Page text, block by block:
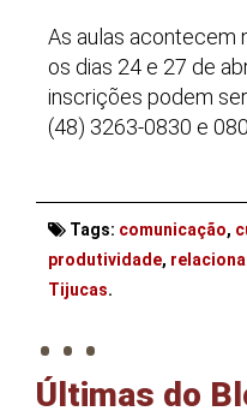
As aulas acontecem
os dias 24 e 27 de
inscrições podem
(48) 3263-0830 e
Tags: comunicação,
produtividade,
Tijucas.
. . .
Últimas do